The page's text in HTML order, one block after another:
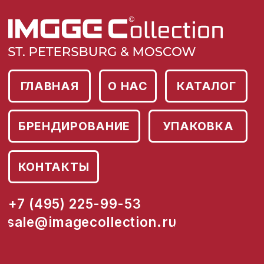
БРЕНДИРОВАНИЕ УПАКОВКА
+7 (495) 225-99-53
sale@imagecollection.ru